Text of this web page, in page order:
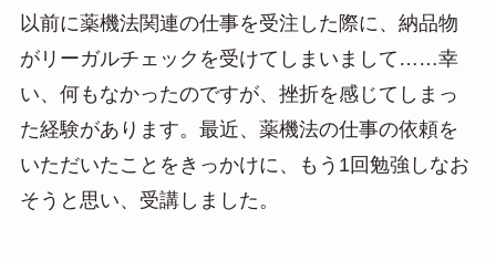
以前に薬機法関連の仕事を受注した際に、納品物
がリーガルチェックを受けてしまいまして……幸
い、何もなかったのですが、挫折を感じてしまっ
た経験があります。最近、薬機法の仕事の依頼を
いただいたことをきっかけに、もう1回勉強しなお
そうと思い、受講しました。